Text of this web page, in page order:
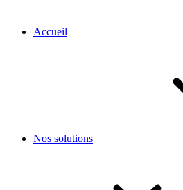
Accueil
Nos solutions